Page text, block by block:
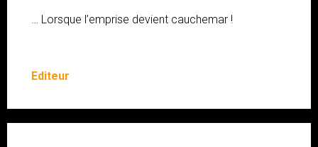
… Lorsque l’emprise devient cauchemar !
Editeur